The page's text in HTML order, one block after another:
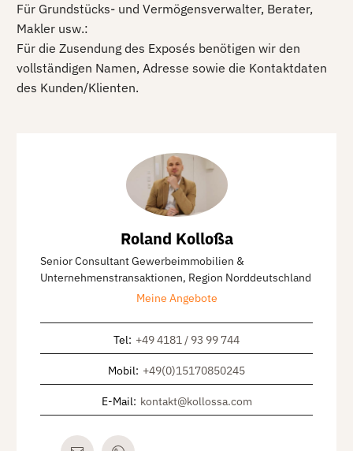
Für Grundstücks- und Vermögensverwalter, Berater,
Makler usw.:
Für die Zusendung des Exposés benötigen wir den
vollständigen Namen, Adresse sowie die Kontaktdaten
des Kunden/Klienten.
Roland Kolloßa
Senior Consultant Gewerbeimmobilien &
Unternehmenstransaktionen, Region Norddeutschland
Meine Angebote
Tel: +49 4181 / 93 99 744
Mobil: +49(0)15170850245
E-Mail: kontakt@kollossa.com